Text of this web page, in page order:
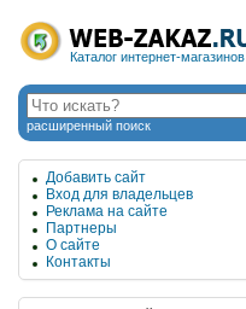
Каталог интернет-магазинов
расширенный поиск
Добавить сайт
Вход для владельцев
Реклама на сайте
Партнеры
О сайте
Контакты